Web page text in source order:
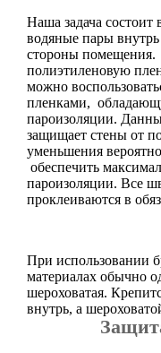
Наша задача состоит
водяные пары
стороны помещения.
полиэтиленовую
можно
пленками,
пароизоляции.
защищает стены от
уменьшения
обеспечить
пароизоляции. Все
проклеиваются в
При использовании
материалах обычно
шероховатая.
внутрь, а